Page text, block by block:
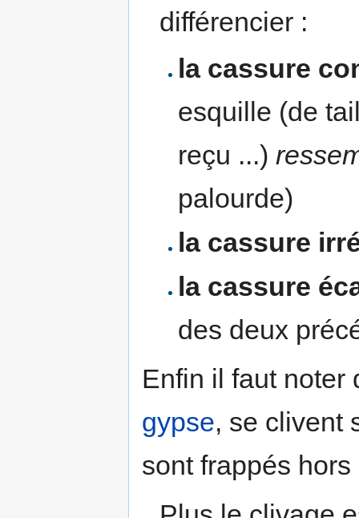
différencier :
la cassure
esquille (de
reçu ...)
palourde)
la cassure
la cassure
des deux
Enfin il faut noter
gypse, se clivent
sont frappés